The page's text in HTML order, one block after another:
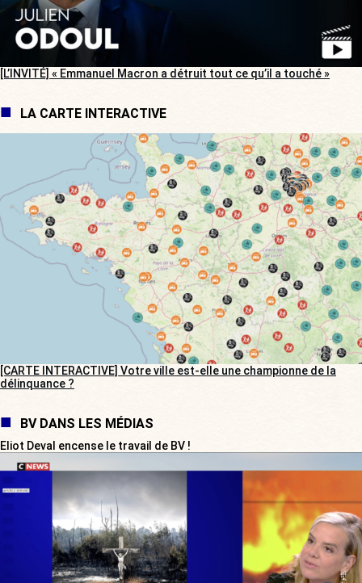
[L’INVITÉ] « Emmanuel Macron a détruit tout ce qu’il a touché »
LA CARTE INTERACTIVE
[CARTE INTERACTIVE] Votre ville est-elle une championne de la
délinquance ?
BV DANS LES MÉDIAS
Eliot Deval encense le travail de BV !